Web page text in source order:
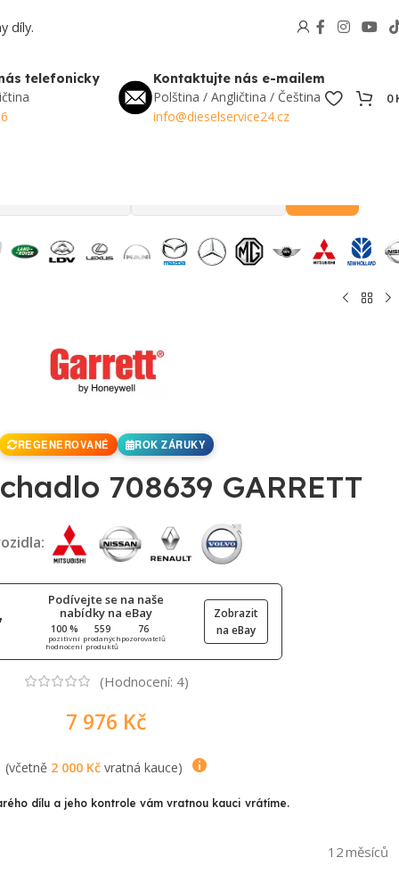
díly.
telefonicky Kontaktujte nás e-mailem
Polština / Angličtina / Čeština
info@dieselservice24.cz
0
REGENEROVANÉ ROK ZÁRUKY
708639 GARRETT
Podívejte se na naše
nabídky na eBay
100 %
pozitivní
hodnocení
559
prodaných
produktů
76
pozorovatelů
Zobrazit
na eBay
(Hodnocení: 4)
7 976 Kč
(včetně 2 000 Kčvratná kauce)
dílu a jeho kontrole vám vratnou kauci vrátíme.
12 měsíců